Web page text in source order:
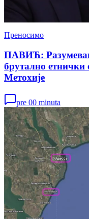
Преносимо
ПАВИЋ:
брутално
Метохије
pre 00 minuta